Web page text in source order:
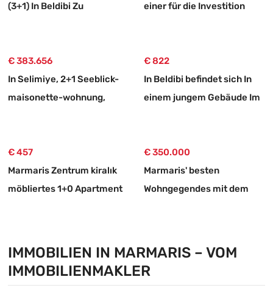
(3+1) In Beldibi Zu
einer für die Investition
€ 383.656
In Selimiye, 2+1 Seeblick-
maisonette-wohnung,
€ 822
In Beldibi befindet sich In
einem jungem Gebäude Im
Mietwohnung
€ 457
Marmaris Zentrum kiralık
möbliertes 1+0 Apartment
€ 350.000
Marmaris' besten
Wohngegendes mit dem
IMMOBILIEN IN MARMARIS – VOM
IMMOBILIENMAKLER